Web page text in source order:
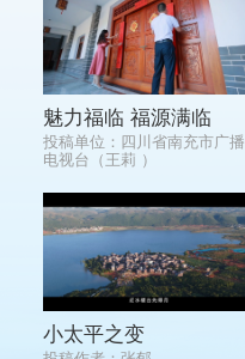
魅力福临 福源满临
投稿单位：四川省南充市广播
电视台（王莉 ）
小太平之变